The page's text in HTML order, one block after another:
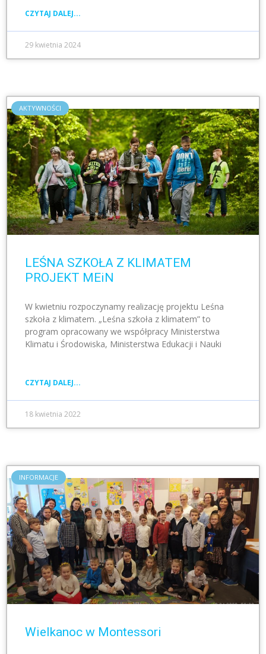
CZYTAJ DALEJ...
29 kwietnia 2024
AKTYWNOŚCI
LEŚNA SZKOŁA Z KLIMATEM
PROJEKT MEiN
W kwietniu rozpoczynamy realizację projektu Leśna
szkoła z klimatem. „Leśna szkoła z klimatem” to
program opracowany we współpracy Ministerstwa
Klimatu i Środowiska, Ministerstwa Edukacji i Nauki
CZYTAJ DALEJ...
18 kwietnia 2022
INFORMACJE
Wielkanoc w Montessori